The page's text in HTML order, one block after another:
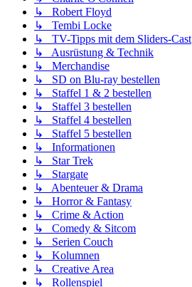
↳ Robert Floyd
↳ Tembi Locke
↳ TV-Tipps mit dem Sliders-Cast
↳ Ausrüstung & Technik
↳ Merchandise
↳ SD on Blu-ray bestellen
↳ Staffel 1 & 2 bestellen
↳ Staffel 3 bestellen
↳ Staffel 4 bestellen
↳ Staffel 5 bestellen
↳ Informationen
↳ Star Trek
↳ Stargate
↳ Abenteuer & Drama
↳ Horror & Fantasy
↳ Crime & Action
↳ Comedy & Sitcom
↳ Serien Couch
↳ Kolumnen
↳ Creative Area
↳ Rollenspiel